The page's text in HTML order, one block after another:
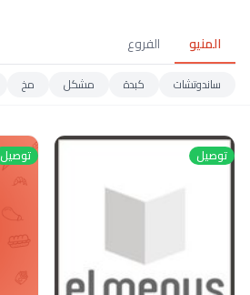
المنيو الفروع
ساندوتشات كبدة مشكل مخ
توصيل توصيل